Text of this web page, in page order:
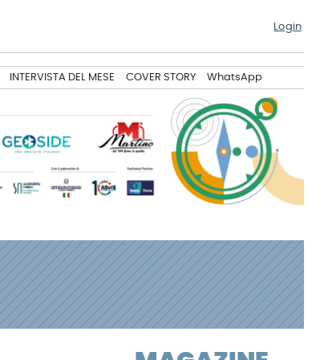
Login
INTERVISTA DEL MESE COVER STORY WhatsApp